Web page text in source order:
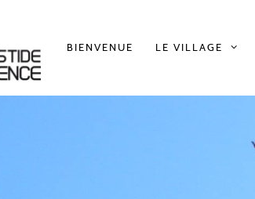
BIENVENUE LE VILLAGE